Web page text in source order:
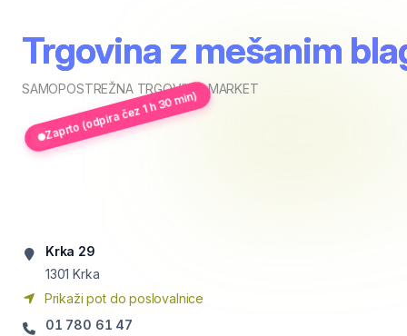
Trgovina z mešanim
SAMOPOSTREŽNA TRGOVINA,MARKET
Zaprto (odpira čez 1 h 30 min)
Krka 29
1301 Krka
Prikaži pot do poslovalnice
01 780 61 47